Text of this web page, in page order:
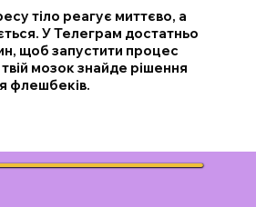
тіло реагує миттєво, а
У Телеграм достатньо
щоб запустити процес
твій мозок знайде рішення
флешбеків.